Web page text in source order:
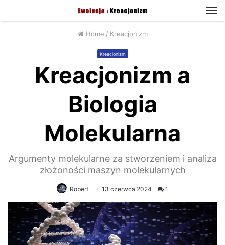
Home / Kreacjonizm
Kreacjonizm
Kreacjonizm a
Biologia
Molekularna
Argumenty molekularne za stworzeniem i analiza
złożoności maszyn molekularnych
Robert 13 czerwca 2024 1